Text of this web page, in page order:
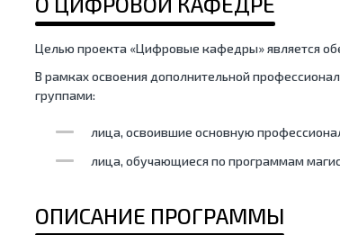
Целью проекта «Цифровые кафедры» является
В рамках освоения дополнительной
группами:
лица, освоившие основную
лица, обучающиеся по программам
ОПИСАНИЕ ПРОГРАММЫ